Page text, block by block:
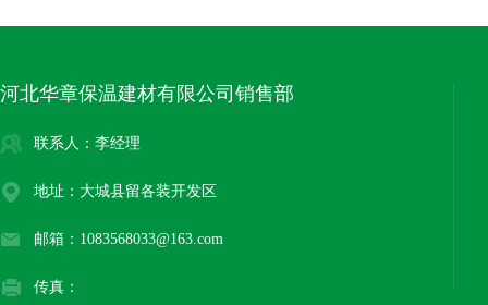
河北华章保温建材有限公司销售部
联系人：李经理
地址：大城县留各装开发区
邮箱：1083568033@163.com
传真：